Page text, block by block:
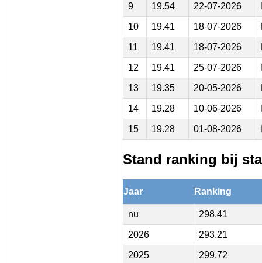
9 19.54 22-07-2026
10 19.41 18-07-2026
11 19.41 18-07-2026
12 19.41 25-07-2026
13 19.35 20-05-2026
14 19.28 10-06-2026
15 19.28 01-08-2026
Stand ranking bij
Jaar Ranking
nu 298.41
2026 293.21
2025 299.72